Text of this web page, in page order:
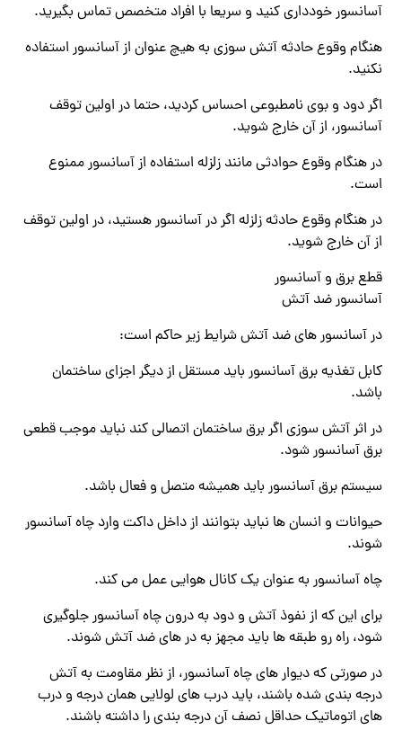
آسانسور خودداری کنید و سریعا با افراد متخصص تماس بگیرید.
هنگام وقوع حادثه آتش سوزی به هیچ عنوان از آسانسور استفاده
نکنید.
اگر دود و بوی نامطبوعی احساس کردید، حتما در اولین توقف
آسانسور، از آن خارج شوید.
در هنگام وقوع حوادثی مانند زلزله استفاده از آسانسور ممنوع
است.
در هنگام وقوع حادثه زلزله اگر در آسانسور هستید، در اولین توقف
از آن خارج شوید.
قطع برق و آسانسور
آسانسور ضد آتش
در آسانسور های ضد آتش شرایط زیر حاکم است:
کابل تغذیه برق آسانسور باید مستقل از دیگر اجزای ساختمان
باشد.
در اثر آتش سوزی اگر برق ساختمان اتصالی کند نباید موجب قطعی
برق آسانسور شود.
سیستم برق آسانسور باید همیشه متصل و فعال باشد.
حیوانات و انسان ها نباید بتوانند از داخل داکت وارد چاه آسانسور
شوند.
چاه آسانسور به عنوان یک کانال هوایی عمل می کند.
برای این که از نفوذ آتش و دود به درون چاه آسانسور جلوگیری
شود، راه رو طبقه ها باید مجهز به در های ضد آتش شوند.
در صورتی که دیوار های چاه آسانسور، از نظر مقاومت به آتش
درجه بندی شده باشند، باید درب‌ های لولایی همان درجه و در‌ب
های اتوماتیک حداقل نصف آن درجه بندی را داشته باشند.